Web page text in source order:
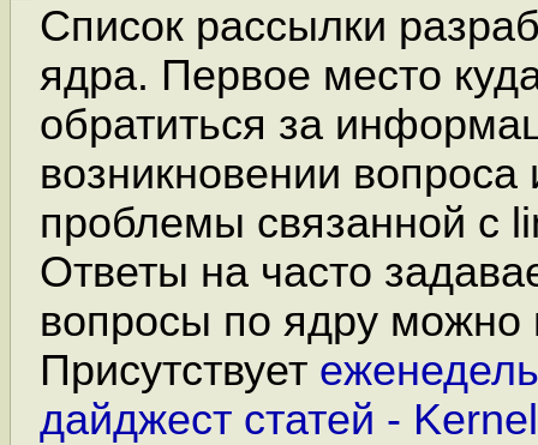
Список рассылки
ядра. Первое место
обратиться за
возникновении вопроса
проблемы связанной с
Ответы на часто
вопросы по ядру можно
Присутствует
дайджест статей -